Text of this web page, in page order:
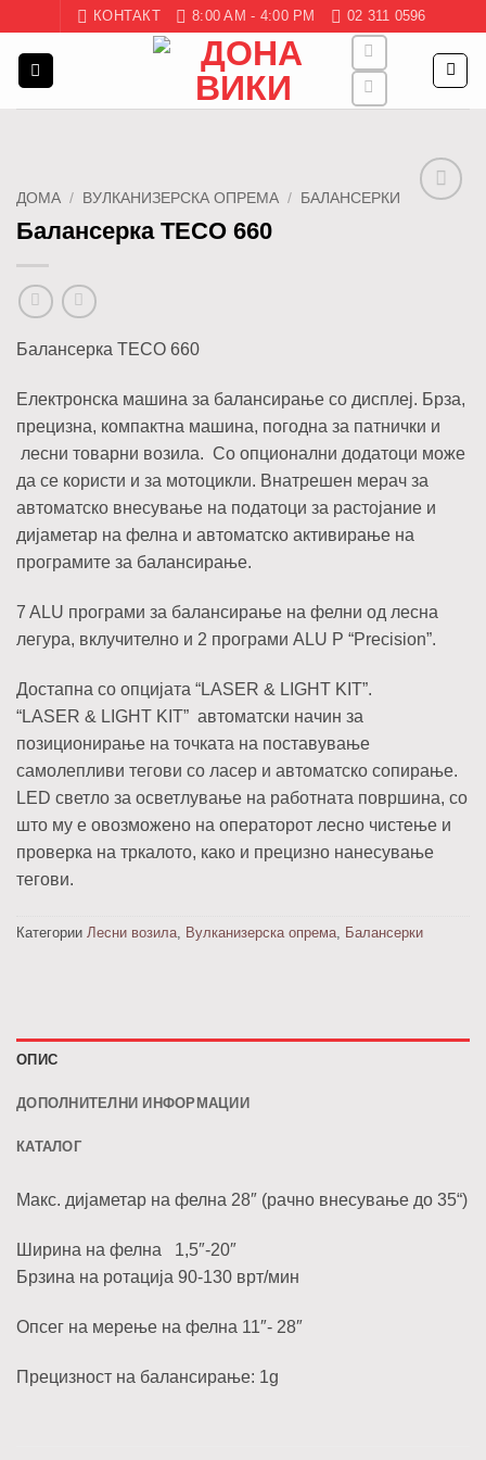
content
КОНТАКТ 8:00 AM - 4:00 PM 02 311 0596
ДОМА / ВУЛКАНИЗЕРСКА ОПРЕМА / БАЛАНСЕРКИ
Балансерка TECO 660
Балансерка TECO 660
Електронска машина за балансирање со дисплеј. Брза,
прецизна, компактна машина, погодна за патнички и
лесни товарни возила. Со опционални додатоци може
да се користи и за мотоцикли. Внатрешен мерач за
автоматско внесување на податоци за растојание и
дијаметар на фелна и автоматско активирање на
програмите за балансирање.
7 ALU програми за балансирање на фелни од лесна
легура, вклучително и 2 програми ALU P “Precision”.
Достапна со опцијата “LASER & LIGHT KIT”.
“LASER & LIGHT KIT” автоматски начин за
позиционирање на точката на поставување
самолепливи тегови со ласер и автоматско сопирање.
LED светло за осветлување на работната површина, со
што му е овозможено на операторот лесно чистење и
проверка на тркалото, како и прецизно нанесување
тегови.
Категории Лесни возила Вулканизерска опрема Балансерки
ОПИС
ДОПОЛНИТЕЛНИ ИНФОРМАЦИИ
КАТАЛОГ
Макс. дијаметар на фелна 28″ (рачно внесување до 35“)
Ширина на фелна 1,5″-20″
Брзина на ротација 90-130 врт/мин
Опсег на мерење на фелна 11″- 28″
Прецизност на балансирање: 1g